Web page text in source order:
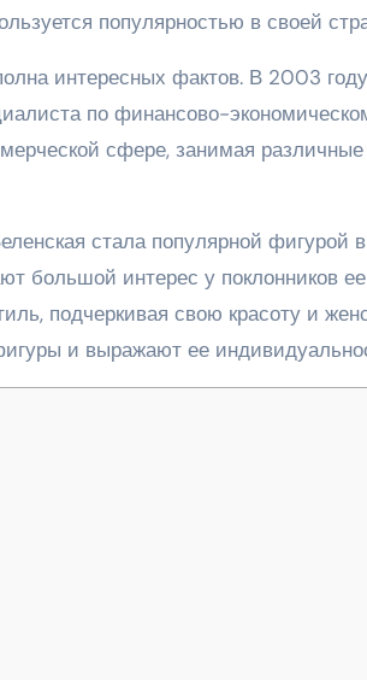
популярностью в своей
интересных фактов. В 2003
по финансово-
сфере, занимая
стала популярной
большой интерес у поклонников
подчеркивая свою красоту и
и выражают ее